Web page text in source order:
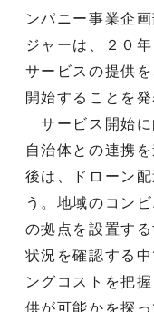
ンパニー事業企
ジャーは、２０
サービスの提供
開始することを発
サービス開始に
自治体との連携
後は、ドローン
う。地域のコン
の拠点を設置す
状況を確認する
ングコストを把
供が可能かを探